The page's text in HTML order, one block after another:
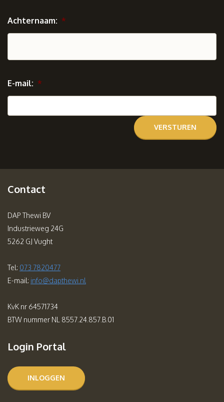
Achternaam: *
E-mail: *
Contact
DAP Thewi BV
Industrieweg 24G
5262 GJ Vught
Tel: 073 7820477
E-mail: info@dapthewi.nl
KvK nr 64571734
BTW nummer NL 8557.24.857.B.01
Login Portal
INLOGGEN